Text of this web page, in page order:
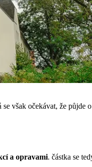
se však očekávat, že
a opravami. částka se